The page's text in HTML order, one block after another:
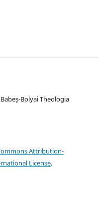
Bolyai Theologia
Attribution-
License.